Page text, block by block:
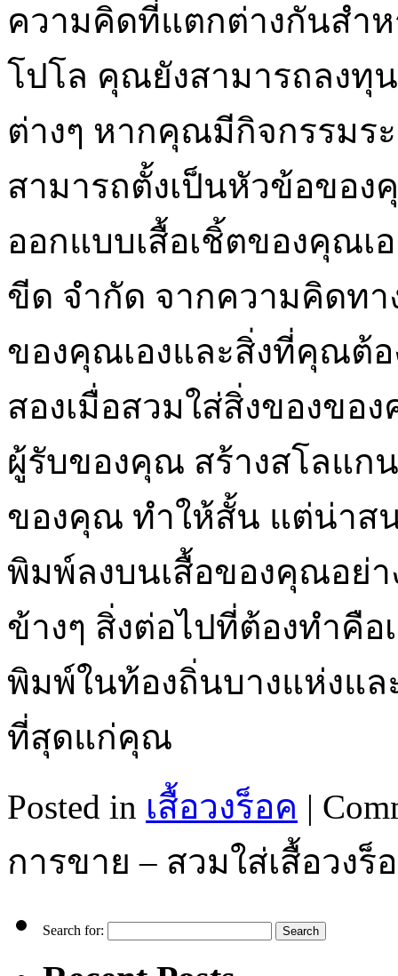
ความคิดที่แตกต่างกันสำห
โปโล คุณยังสามารถลงทุ
ต่างๆ หากคุณมีกิจกรรม
สามารถตั้งเป็นหัวข้อของ
ออกแบบเสื้อเชิ้ตของคุณเ
ขีด จำกัด จากความคิดทา
ของคุณเองและสิ่งที่คุณต้อ
สองเมื่อสวมใส่สิ่งของขอ
ผู้รับของคุณ สร้างสโลแก
ของคุณ ทำให้สั้น แต่น่าส
พิมพ์ลงบนเสื้อของคุณอย่
ข้างๆ สิ่งต่อไปที่ต้องทำคื
พิมพ์ในท้องถิ่นบางแห่งแล
ที่สุดแก่คุณ
Posted in เสื้อวงร็อค |
การขาย – สวมใส่เสื้อวง
Search for: